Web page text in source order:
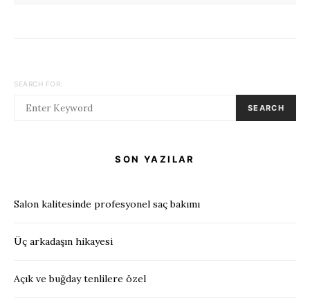
SEARCH FOR:
SEARCH
SON YAZILAR
Salon kalitesinde profesyonel saç bakımı
Üç arkadaşın hikayesi
Açık ve buğday tenlilere özel